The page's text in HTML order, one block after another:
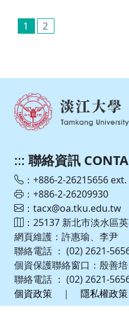
1 2
::: 聯絡資訊
：+886-2-26215656
：+886-2-26209930
：tacx@oa.tku.edu.tw
：25137 新北市淡水區
網頁維護：許惠瑜、李尹
聯絡電話 ： (02) 2621-
個資保護聯絡窗口：殷善
聯絡電話 ： (02) 2621-
個資政策 ｜ 隱私權政策